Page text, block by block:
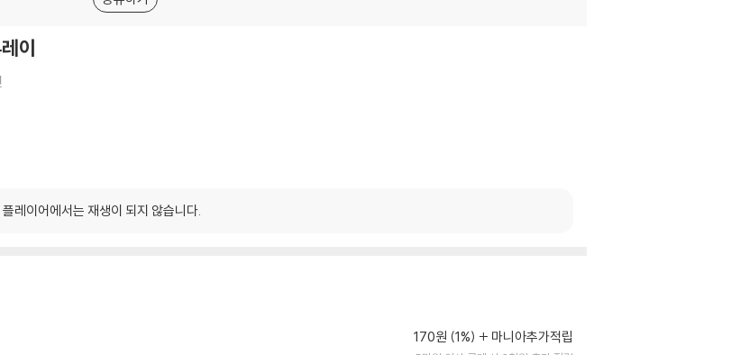
이
레이어에서는 재생이 되지 않습니다.
170원 (1%) 마니아추가적립